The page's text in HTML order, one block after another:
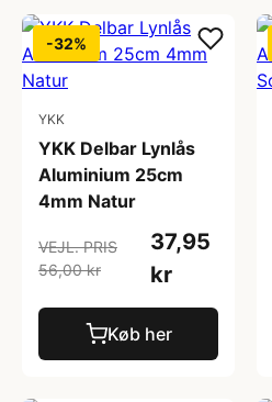
-32%
YKK
YKK Delbar Lynlås
Aluminium 25cm
4mm Natur
VEJL. PRIS
56,00 kr
37,95
kr
Køb her